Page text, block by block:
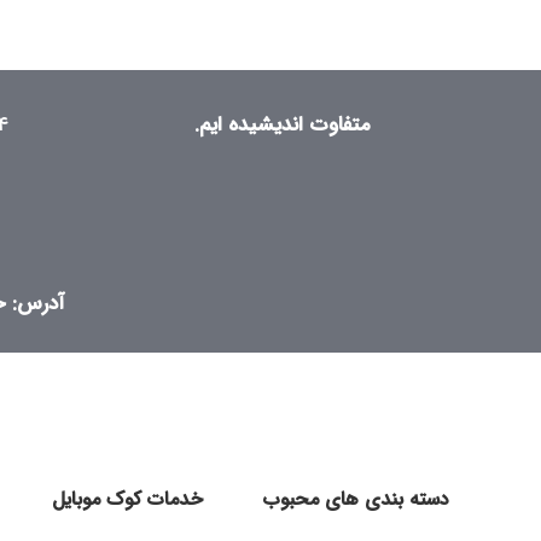
متفاوت اندیشیده ایم.
آدرس:
دسته بندی های محبوب خدمات کوک موبایل